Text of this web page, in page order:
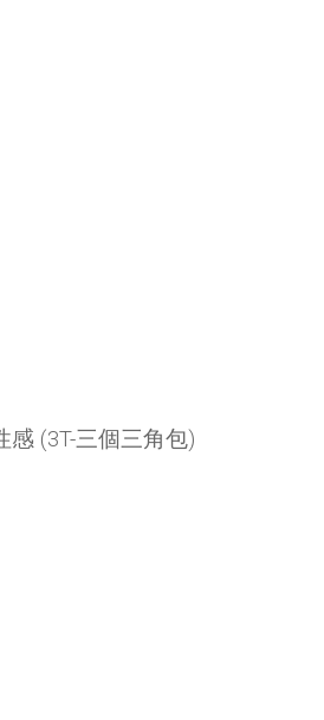
感 (3T-三個三角包)